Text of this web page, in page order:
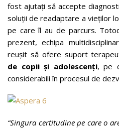
fost ajutați să accepte
soluții de readaptare a vieților
pe care îl au de parcurs.
prezent, echipa
reușit să ofere suport
de copii și adolescenți, pe
considerabili în procesul de
“Singura certitudine pe care o